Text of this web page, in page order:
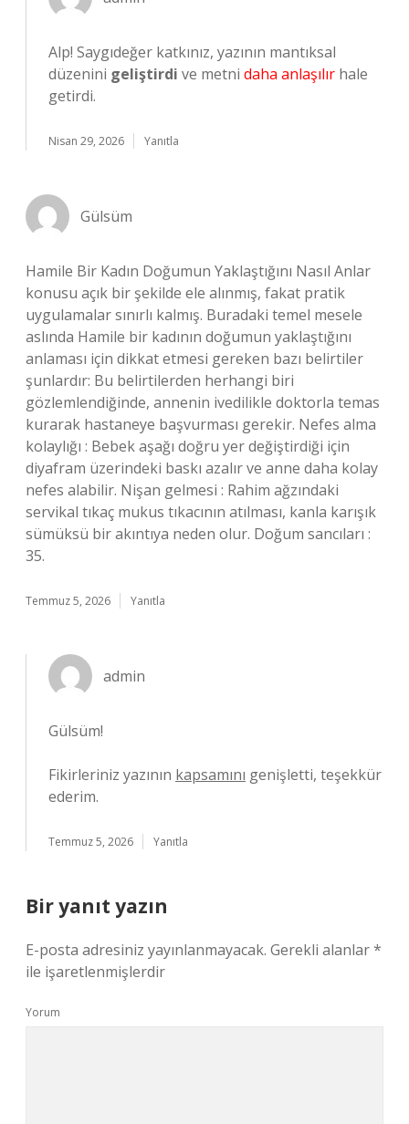
Alp! Saygıdeğer katkınız, yazının mantıksal
düzenini geliştirdi ve metni daha anlaşılır hale
getirdi.
Nisan 29, 2026 Yanıtla
Gülsüm
Hamile Bir Kadın Doğumun Yaklaştığını Nasıl Anlar
konusu açık bir şekilde ele alınmış, fakat pratik
uygulamalar sınırlı kalmış. Buradaki temel mesele
aslında Hamile bir kadının doğumun yaklaştığını
anlaması için dikkat etmesi gereken bazı belirtiler
şunlardır: Bu belirtilerden herhangi biri
gözlemlendiğinde, annenin ivedilikle doktorla temas
kurarak hastaneye başvurması gerekir. Nefes alma
kolaylığı : Bebek aşağı doğru yer değiştirdiği için
diyafram üzerindeki baskı azalır ve anne daha kolay
nefes alabilir. Nişan gelmesi : Rahim ağzındaki
servikal tıkaç mukus tıkacının atılması, kanla karışık
sümüksü bir akıntıya neden olur. Doğum sancıları :
35.
Temmuz 5, 2026 Yanıtla
admin
Gülsüm!
Fikirleriniz yazının kapsamını genişletti, teşekkür
ederim.
Temmuz 5, 2026 Yanıtla
Bir yanıt yazın
E-posta adresiniz yayınlanmayacak. Gerekli alanlar*
ile işaretlenmişlerdir
Yorum